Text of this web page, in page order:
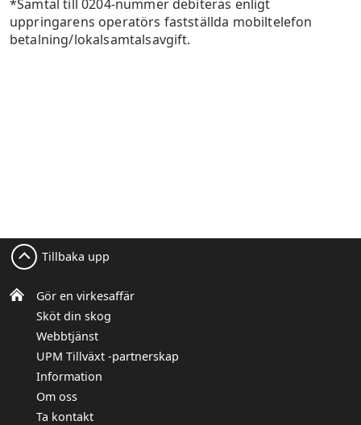
*Samtal till 0204-nummer debiteras enligt
uppringarens operatörs fastställda mobiltelefon
betalning/lokalsamtalsavgift.
Gör en virkesaffär
Sköt din skog
Webbtjänst
UPM Tillväxt -partnerskap
Information
Om oss
Ta kontakt
Tillbaka upp